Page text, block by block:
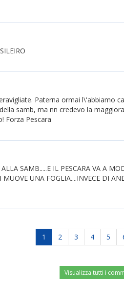
Paterna ormai l\'abbiamo
samb, ma nn credevo la
Forza Pescara
SAMB.....E IL PESCARA VA A
MUOVE UNA FOGLIA....INVECE DI
1 2 3 4 5
Visualizza tutti i